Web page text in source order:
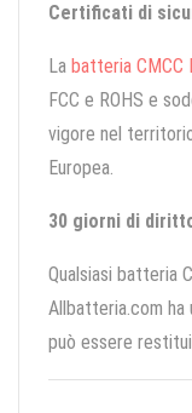
Certificati di
La batteria CMCC
FCC e ROHS e
vigore nel
Europea.
30 giorni di
Qualsiasi batteria
Allbatteria.com ha
può essere